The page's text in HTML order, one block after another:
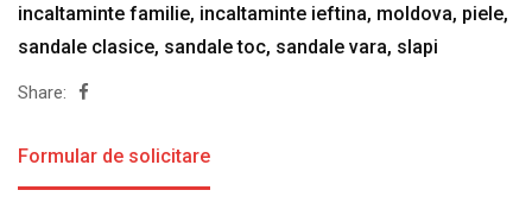
incaltaminte familie, incaltaminte ieftina, moldova, piele,
sandale clasice, sandale toc, sandale vara, slapi
Share:
Formular de solicitare